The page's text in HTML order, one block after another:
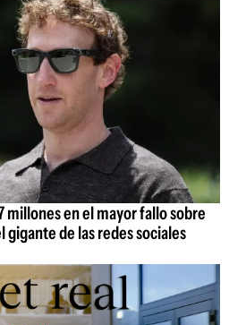
millones en el mayor fallo sobre
de las redes sociales